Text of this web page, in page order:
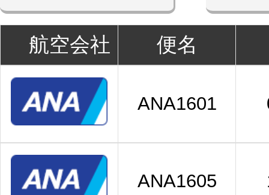
航空会社 便名
ANA1601
ANA1605